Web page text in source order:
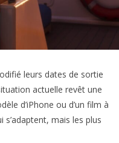
leurs dates de sortie
actuelle revêt une
d’iPhone ou d’un film à
mais les plus